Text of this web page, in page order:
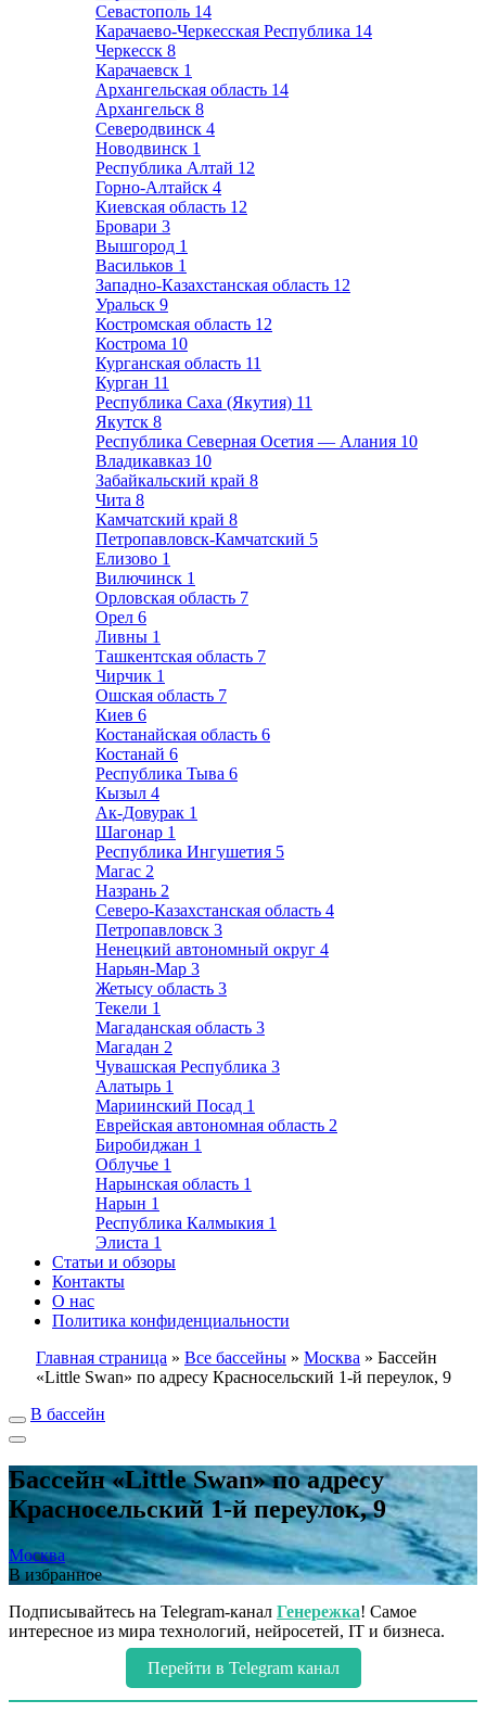
Севастополь 14
Карачаево-Черкесская Республика 14
Черкесск 8
Карачаевск 1
Архангельская область 14
Архангельск 8
Северодвинск 4
Новодвинск 1
Республика Алтай 12
Горно-Алтайск 4
Киевская область 12
Бровари 3
Вышгород 1
Васильков 1
Западно-Казахстанская область 12
Уральск 9
Костромская область 12
Кострома 10
Курганская область 11
Курган 11
Республика Саха (Якутия) 11
Якутск 8
Республика Северная Осетия — Алания 10
Владикавказ 10
Забайкальский край 8
Чита 8
Камчатский край 8
Петропавловск-Камчатский 5
Елизово 1
Вилючинск 1
Орловская область 7
Орел 6
Ливны 1
Ташкентская область 7
Чирчик 1
Ошская область 7
Киев 6
Костанайская область 6
Костанай 6
Республика Тыва 6
Кызыл 4
Ак-Довурак 1
Шагонар 1
Республика Ингушетия 5
Магас 2
Назрань 2
Северо-Казахстанская область 4
Петропавловск 3
Ненецкий автономный округ 4
Нарьян-Мар 3
Жетысу область 3
Текели 1
Магаданская область 3
Магадан 2
Чувашская Республика 3
Алатырь 1
Мариинский Посад 1
Еврейская автономная область 2
Биробиджан 1
Облучье 1
Нарынская область 1
Нарын 1
Республика Калмыкия 1
Элиста 1
Статьи и обзоры
Контакты
О нас
Политика конфиденциальности
Главная страница » Все бассейны » Москва » Бассейн
«Little Swan» по адресу Красносельский 1-й переулок, 9
В бассейн
Бассейн «Little Swan» по адресу
Красносельский 1-й переулок, 9
Москва
В избранное
Подписывайтесь на Telegram-канал Генережка! Самое
интересное из мира технологий, нейросетей, IT и бизнеса.
Перейти в Telegram канал